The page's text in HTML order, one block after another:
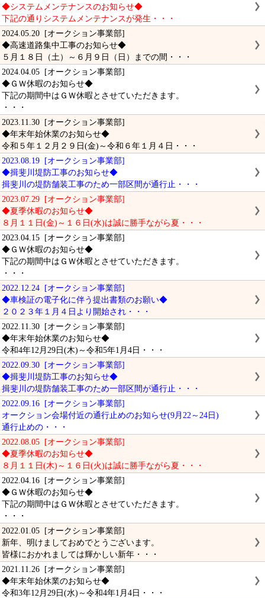
◆システムメンテナンスのお知らせ◆
下記の通りシステムメンテナンスが発生・・・
2024.05.20 [オークション事業部]
◆高速道路集中工事のお知らせ◆
５月１８日（土）～６月９日（日）までの間・・・
2024.04.05 [オークション事業部]
◆ＧＷ休暇のお知らせ◆
下記の期間中はＧＷ休暇とさせていただきます。
・・・
2023.11.30 [オークション事業部]
◆年末年始休業のお知らせ◆
令和５年１２月２９日(金)～令和６年１月４日・・・
2023.08.19 [オークション事業部]
◆揖斐川堤防工事のお知らせ◆
揖斐川の堤防舗装工事のため一部区間が通行止・・・
2023.07.29 [オークション事業部]
◆夏季休暇のお知らせ◆
８月１１日(金)～１６日(水)は誠に勝手ながら夏・・・
2023.04.15 [オークション事業部]
◆ＧＷ休暇のお知らせ◆
下記の期間中はＧＷ休暇とさせていただきます。
・・・
2022.12.24 [オークション事業部]
◆車検証の電子化に伴う提出書類のお願い◆
２０２３年１月４日より開始され・・・
2022.11.30 [オークション事業部]
◆年末年始休業のお知らせ◆
令和4年12月29日(木)～令和5年1月4日・・・
2022.09.30 [オークション事業部]
◆揖斐川堤防工事のお知らせ◆
揖斐川の堤防舗装工事のため一部区間が通行止・・・
2022.09.16 [オークション事業部]
オークション会場付近の通行止めのお知らせ(9月22～24日)
通行止めの・・・
2022.08.05 [オークション事業部]
◆夏季休暇のお知らせ◆
８月１１日(木)～１６日(火)は誠に勝手ながら夏・・・
2022.04.16 [オークション事業部]
◆ＧＷ休暇のお知らせ◆
下記の期間中はＧＷ休暇とさせていただきます。
・・・
2022.01.05 [オークション事業部]
新年、明けましておめでとうございます。
皆様におかれましては輝かしい新年・・・
2021.11.26 [オークション事業部]
◆年末年始休業のお知らせ◆
令和3年12月29日(水)～令和4年1月4日・・・